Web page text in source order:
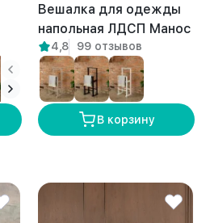
Вешалка для одежды
напольная ЛДСП Манос
амаретто
4,8 99 отзывов
В корзину